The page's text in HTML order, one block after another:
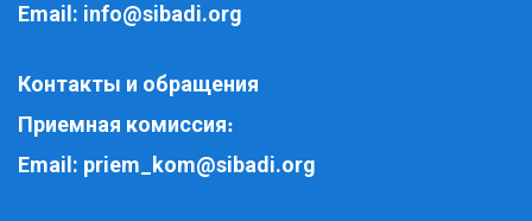
Email: info@sibadi.org
Контакты и обращения
Приемная комиссия:
Email: priem_kom@sibadi.org